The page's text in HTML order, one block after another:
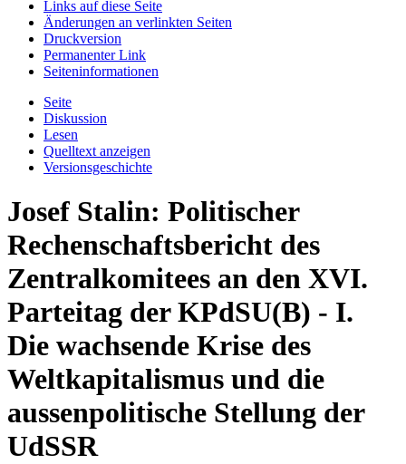
Links auf diese Seite
Änderungen an verlinkten Seiten
Druckversion
Permanenter Link
Seiten­­informationen
Seite
Diskussion
Lesen
Quelltext anzeigen
Versionsgeschichte
Josef Stalin: Politischer
Rechenschaftsbericht des
Zentralkomitees an den XVI.
Parteitag der KPdSU(B) - I.
Die wachsende Krise des
Weltkapitalismus und die
aussenpolitische Stellung der
UdSSR